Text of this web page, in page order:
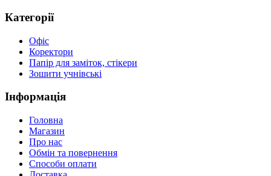
Категорії
Офіс
Коректори
Папір для заміток, стікери
Зошити учнівські
Інформація
Головна
Магазин
Про нас
Обмін та повернення
Способи оплати